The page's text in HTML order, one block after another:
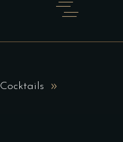
Cocktails